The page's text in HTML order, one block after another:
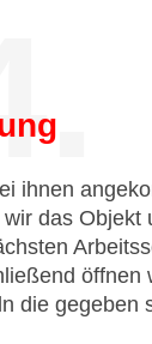
ihnen
das Objekt
öffnen
die gegeben